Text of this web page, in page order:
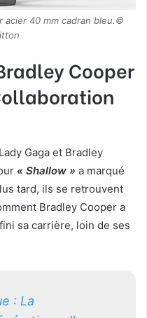
acier 40 mm cadran bleu.©
Cooper
Gaga et Bradley
« Shallow » a marqué
tard, ils se retrouvent
Bradley Cooper a
sa carrière, loin de ses
: La